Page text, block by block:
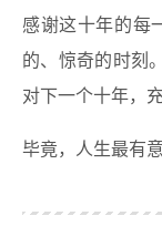
感谢这十年的每
的、惊奇的时刻
对下一个十年，
毕竟，人生最有